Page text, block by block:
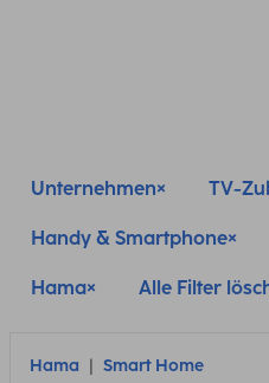
Unternehmen TV-
Handy & Smartphone
Hama Alle Filter
Hama Smart Home